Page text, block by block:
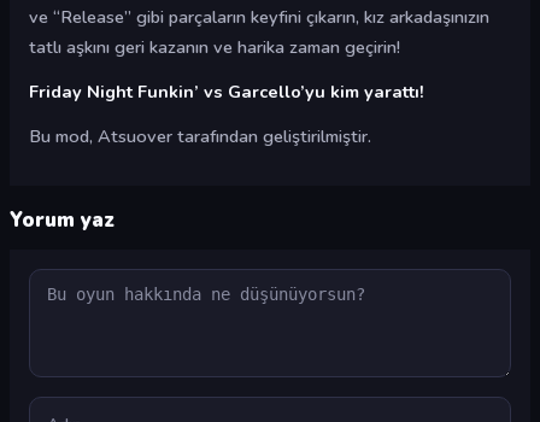
ve “Release” gibi parçaların keyfini çıkarın, kız arkadaşınızın
tatlı aşkını geri kazanın ve harika zaman geçirin!
Friday Night Funkin’ vs Garcello’yu kim yarattı!
Bu mod, Atsuover tarafından geliştirilmiştir.
Yorum yaz
Yorum
Ad